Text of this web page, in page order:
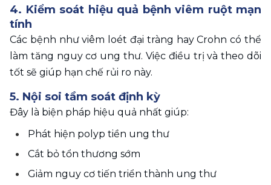
4. Kiểm soát hiệu quả bệnh viêm ruột mạn
tính
Các bệnh như viêm loét đại tràng hay Crohn có thể
làm tăng nguy cơ ung thư. Việc điều trị và theo dõi
tốt sẽ giúp hạn chế rủi ro này.
5. Nội soi tầm soát định kỳ
Đây là biện pháp hiệu quả nhất giúp:
Phát hiện polyp tiền ung thư
Cắt bỏ tổn thương sớm
Giảm nguy cơ tiến triển thành ung thư